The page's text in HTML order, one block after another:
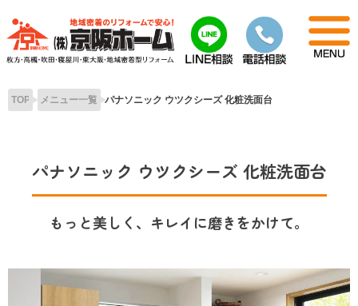
content
TOP メニュー一覧 パナソニック ウツクシーズ 化粧洗面台
パナソニック ウツクシーズ 化粧洗面台
もっと美しく、キレイに磨きをかけて。